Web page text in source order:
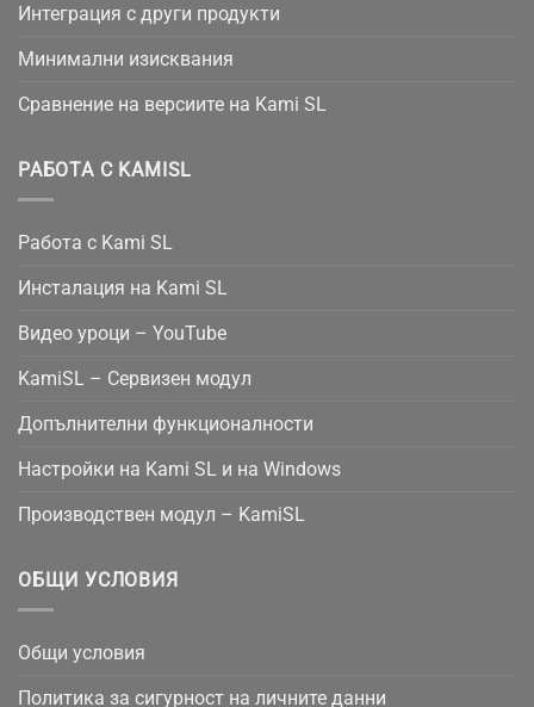
Интеграция с други продукти
Минимални изисквания
Сравнение на версиите на Kami SL
РАБОТА С KAMISL
Работа с Kami SL
Инсталация на Kami SL
Видео уроци – YouTube
KamiSL – Сервизен модул
Допълнителни функционалности
Настройки на Kami SL и на Windows
Производствен модул – KamiSL
ОБЩИ УСЛОВИЯ
Общи условия
Политика за сигурност на личните данни